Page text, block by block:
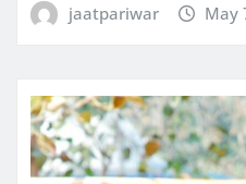
jaatpariwar May